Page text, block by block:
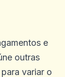
e
outras
variar o